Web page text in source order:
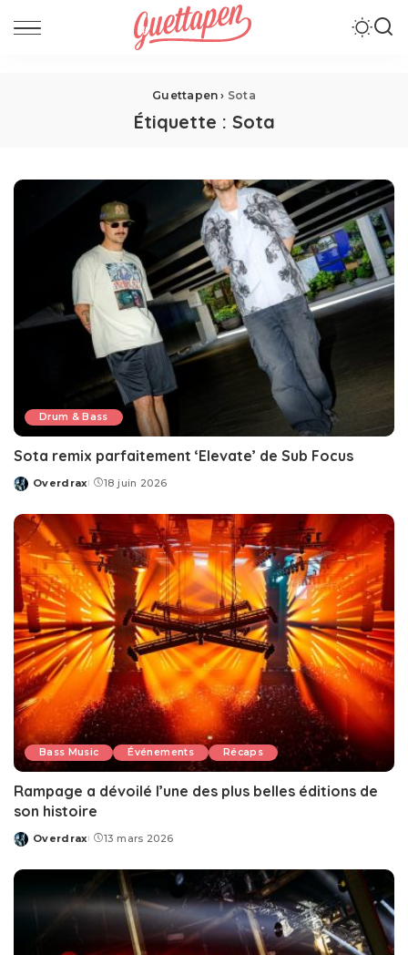
Guettapen › Sota
Étiquette : Sota
Drum & Bass
Sota remix parfaitement ‘Elevate’ de Sub Focus
Posted
Overdrax 18 juin 2026
Bass Music Événements Récaps
Rampage a dévoilé l’une des plus belles éditions de
son histoire
Posted
Overdrax 13 mars 2026